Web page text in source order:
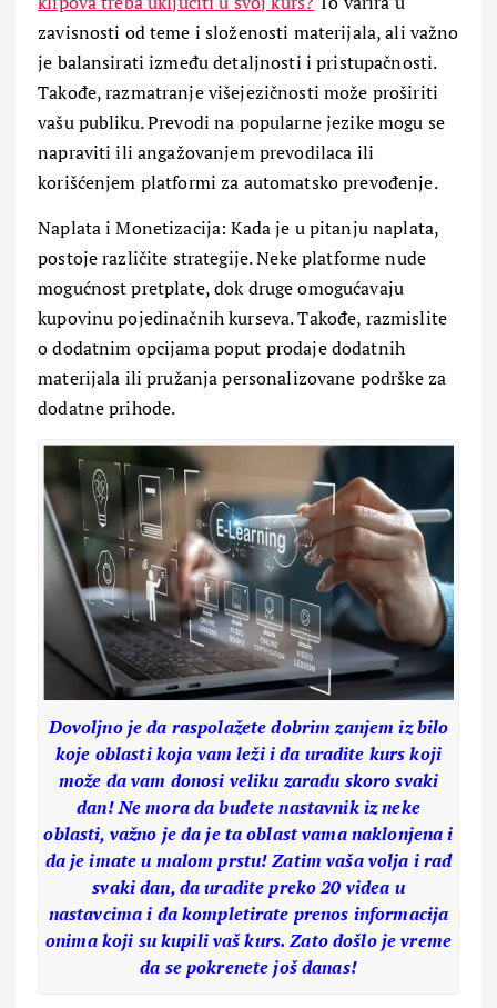
zavisnosti od teme i složenosti materijala, ali važno
je balansirati između detaljnosti i pristupačnosti.
Takođe, razmatranje višejezičnosti može proširiti
vašu publiku. Prevodi na popularne jezike mogu se
napraviti ili angažovanjem prevodilaca ili
korišćenjem platformi za automatsko prevođenje.
Naplata i Monetizacija: Kada je u pitanju naplata,
postoje različite strategije. Neke platforme nude
mogućnost pretplate, dok druge omogućavaju
kupovinu pojedinačnih kurseva. Takođe, razmislite
o dodatnim opcijama poput prodaje dodatnih
materijala ili pružanja personalizovane podrške za
dodatne prihode.
Dovoljno je da raspolažete dobrim zanjem iz bilo
koje oblasti koja vam leži i da uradite kurs koji
može da vam donosi veliku zaradu skoro svaki
dan! Ne mora da budete nastavnik iz neke
oblasti, važno je da je ta oblast vama naklonjena i
da je imate u malom prstu! Zatim vaša volja i rad
svaki dan, da uradite preko 20 videa u
nastavcima i da kompletirate prenos informacija
onima koji su kupili vaš kurs. Zato došlo je vreme
da se pokrenete još danas!